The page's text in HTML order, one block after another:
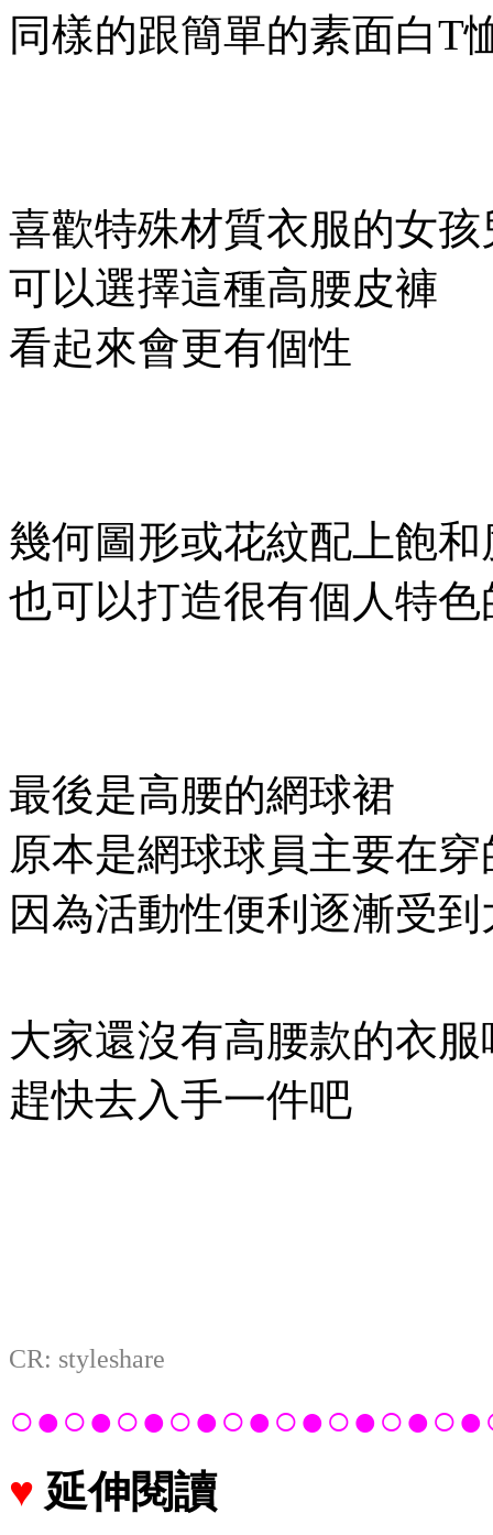
同樣的跟簡單的素面白T
喜歡特殊材質衣服的女孩
可以選擇這種高腰皮褲
看起來會更有個性
幾何圖形或花紋配上飽
也可以打造很有個人特色
最後是高腰的網球裙
原本是網球球員主要在
因為活動性便利逐漸受
大家還沒有高腰款的衣服
趕快去入手一件吧
CR: styleshare
♥ 延伸閱讀